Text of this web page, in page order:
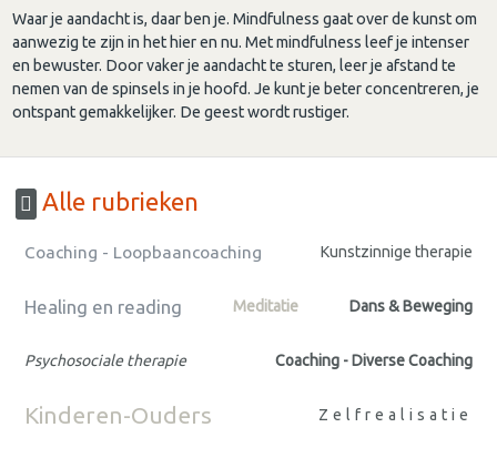
Waar je aandacht is, daar ben je. Mindfulness gaat over de kunst om
aanwezig te zijn in het hier en nu. Met mindfulness leef je intenser
en bewuster. Door vaker je aandacht te sturen, leer je afstand te
nemen van de spinsels in je hoofd. Je kunt je beter concentreren, je
ontspant gemakkelijker. De geest wordt rustiger.
Alle rubrieken
Coaching - Loopbaancoaching Kunstzinnige therapie
Healing en reading Meditatie Dans & Beweging
Psychosociale therapie Coaching - Diverse Coaching
Kinderen-Ouders Zelfrealisatie